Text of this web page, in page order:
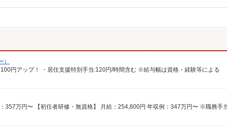
円アップ！ ・居住支援特別手当:120円/時間含む ※給与幅は資格・経験等による